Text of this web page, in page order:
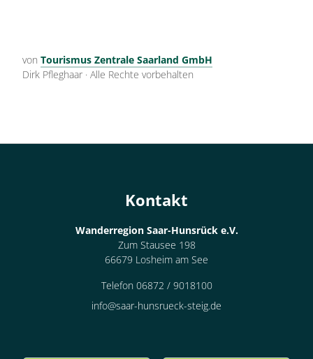
von Tourismus Zentrale Saarland GmbH
Dirk Pfleghaar · Alle Rechte vorbehalten
Kontakt
Wanderregion Saar-Hunsrück e.V.
Zum Stausee 198
66679 Losheim am See
Telefon 06872 / 9018100
info@saar-hunsrueck-steig.de